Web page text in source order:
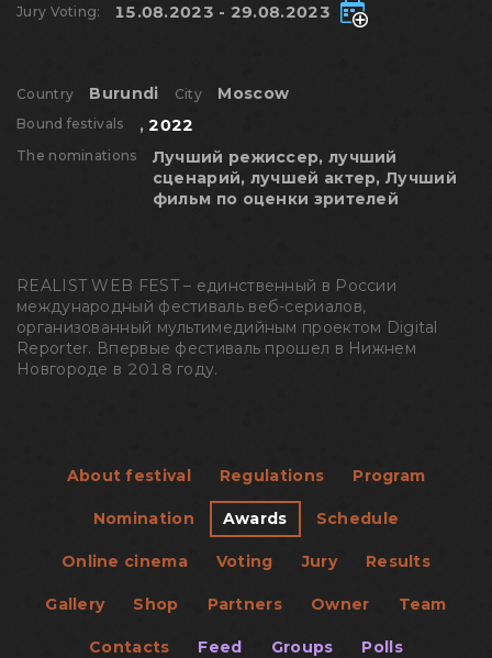
Jury Voting: 15.08.2023 - 29.08.2023
Country Burundi City Moscow
Bound festivals ,2022
The nominations
Лучший режиссер, лучший
сценарий, лучшей актер, Лучший
фильм по оценки зрителей
REALIST WEB FEST – единственный в России
международный фестиваль веб-сериалов,
организованный мультимедийным проектом Digital
Reporter. Впервые фестиваль прошел в Нижнем
Новгороде в 2018 году.
About festival Regulations Program
Nomination Awards Schedule
Online cinema Voting Jury Results
Gallery Shop Partners Owner Team
Contacts Feed Groups Polls